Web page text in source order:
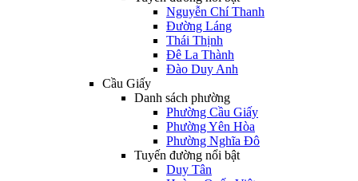
Nguyễn Chí Thanh
Đường Láng
Thái Thịnh
Đê La Thành
Đào Duy Anh
Cầu Giấy
Danh sách phường
Phường Cầu Giấy
Phường Yên Hòa
Phường Nghĩa Đô
Tuyến đường nổi bật
Duy Tân